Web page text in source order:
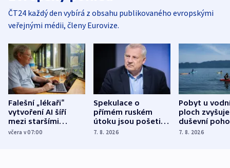
ČT24 každý den vybírá z obsahu publikovaného evropskými
veřejnými médii, členy Eurovize.
Falešní „lékaři“
vytvoření AI šíří
mezi staršími
Poláky nebezpečné
včera v 07:00
Spekulace o
přímém ruském
útoku jsou pošetilé,
míní estonský
7. 8. 2026
Pobyt u
ploch zvyšuje
duševní
ukázala
7. 8. 2026